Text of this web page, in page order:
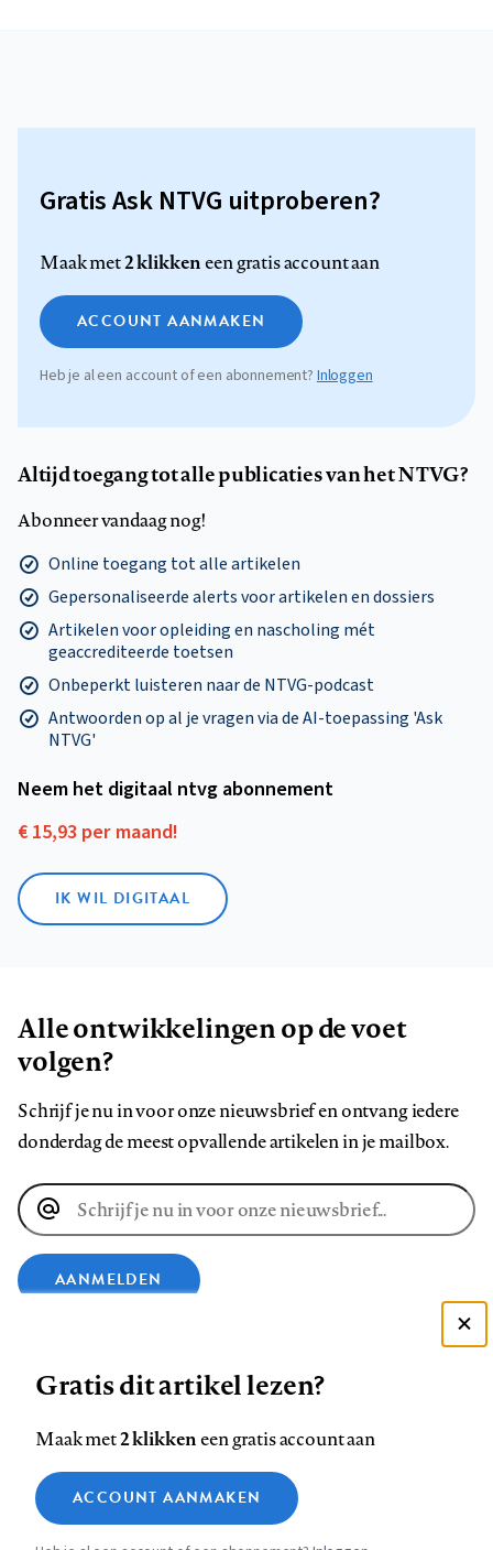
Gratis Ask NTVG uitproberen?
Maak met2 klikkeneen gratis account aan
ACCOUNT AANMAKEN
Heb je al een account of een abonnement?Inloggen
Altijd toegang tot alle publicaties van het NTVG?
Abonneer vandaag nog!
Online toegang tot alle artikelen
Gepersonaliseerde alerts voor artikelen en dossiers
Artikelen voor opleiding en nascholing mét
geaccrediteerde toetsen
Onbeperkt luisteren naar de NTVG-podcast
Antwoorden op al je vragen via de AI-toepassing 'Ask
NTVG'
Neem het digitaal ntvg abonnement
€ 15,93 per maand!
IK WIL DIGITAAL
Alle ontwikkelingen op de voet
volgen?
Schrijf je nu in voor onze nieuwsbrief en ontvang iedere
donderdag de meest opvallende artikelen in je mailbox.
E-
mailadres
AANMELDEN
op
Facebook
op
LinkedIn
op
Bluesky
ons
op
InstagramYouTube
Footer
Contact Colofon Disclaimer Privacy
Medische vragen verdienen
betrouwbare antwoorden
Gratis dit artikel lezen?
Maak met2 klikkeneen gratis account aan
ACCOUNT AANMAKEN
Zie onze cookie policy
Analytische cookies